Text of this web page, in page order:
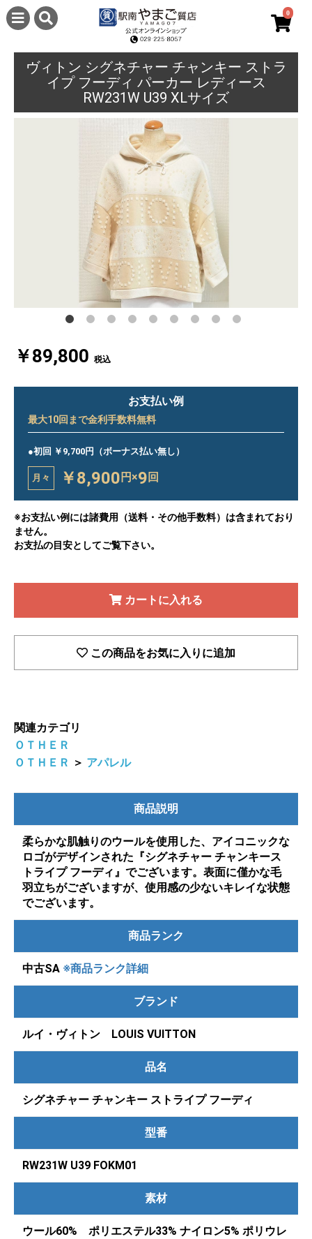
0
ヴィトン シグネチャー チャンキー ストラ
イプ フーディ パーカー レディース
RW231W U39 XLサイズ
￥89,800 税込
お支払い例
最大10回まで金利手数料無料
●初回 ￥9,700円（ボーナス払い無し）
月々 ￥8,900 円×9 回
※お支払い例には諸費用（送料・その他手数料）は含まれており
ません。
お支払の目安としてご覧下さい。
カートに入れる
この商品をお気に入りに追加
関連カテゴリ
ＯＴＨＥＲ
ＯＴＨＥＲ ＞ アパレル
商品説明
柔らかな肌触りのウールを使用した、アイコニックな
ロゴがデザインされた『シグネチャー チャンキース
トライプ フーディ』でございます。表面に僅かな毛
羽立ちがございますが、使用感の少ないキレイな状態
でございます。
商品ランク
中古SA ※商品ランク詳細
ブランド
ルイ・ヴィトン LOUIS VUITTON
品名
シグネチャー チャンキー ストライプ フーディ
型番
RW231W U39 FOKM01
素材
ウール60% ポリエステル33% ナイロン5% ポリウレ